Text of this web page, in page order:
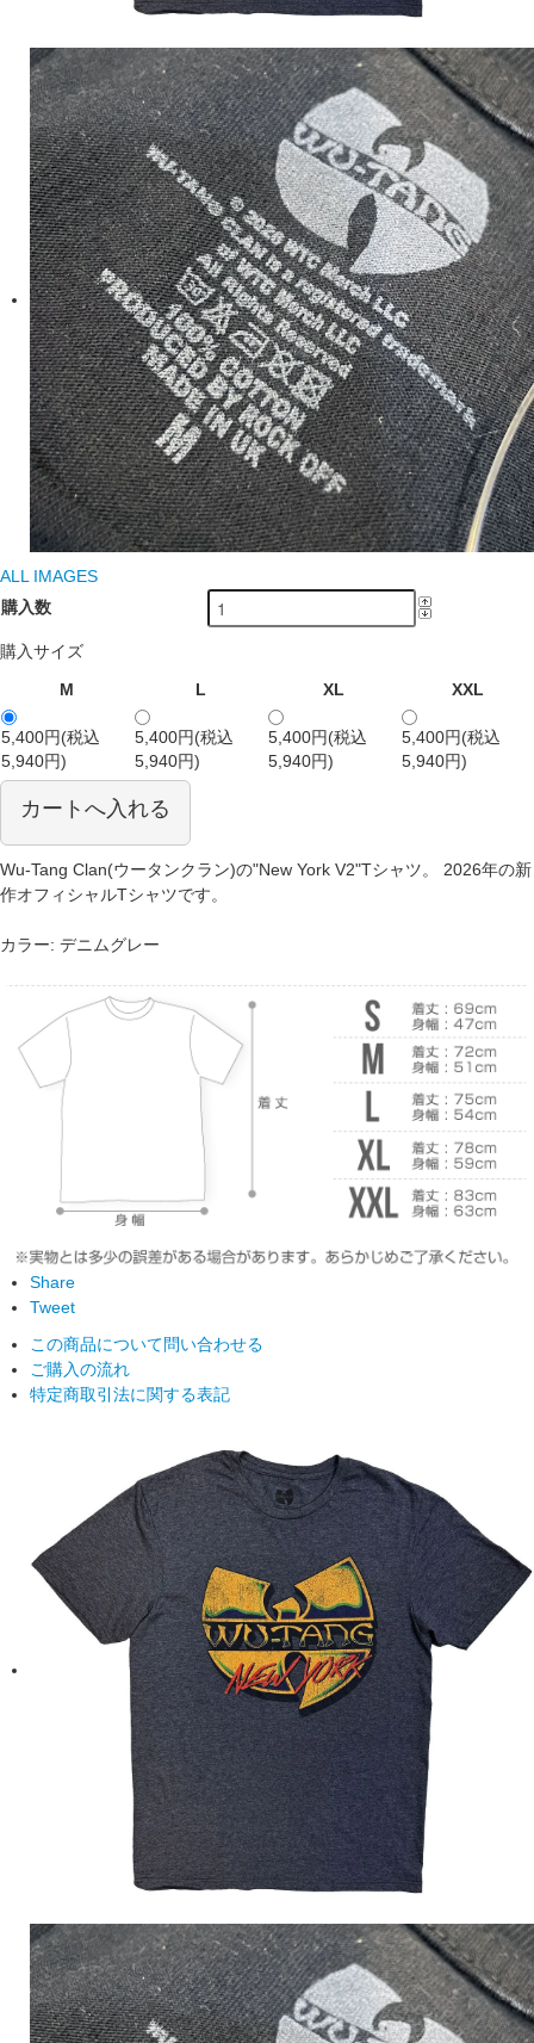
ALL IMAGES
購入数
購入サイズ
M
L XL XXL
5,400円(税込
5,940円)
5,400円(税込
5,940円)
5,400円(税込
5,940円)
5,400円(税込
5,940円)
カートへ入れる
Wu-Tang Clan(ウータンクラン)の"New York V2"Tシャツ。 2026年の新
作オフィシャルTシャツです。
カラー: デニムグレー
Share
Tweet
この商品について問い合わせる
ご購入の流れ
特定商取引法に関する表記